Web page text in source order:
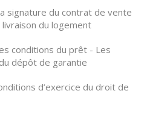
signature du contrat de vente
du logement
conditions du prêt - Les
dépôt de garantie
d’exercice du droit de